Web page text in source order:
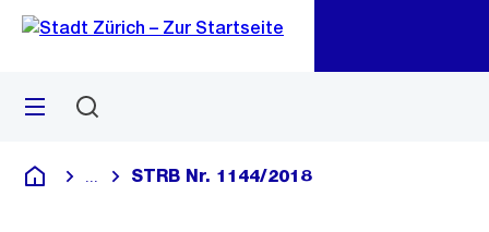
Navigation
Sprunglink
Menü
Deutsch
Blende alle Breadcrumbs ein
STRB Nr. 1144/2018